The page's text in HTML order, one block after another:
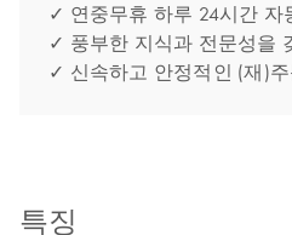
✓ 연중무휴 하루 24시간 자
✓ 풍부한 지식과 전문성을
✓ 신속하고 안정적인 (재)
특징